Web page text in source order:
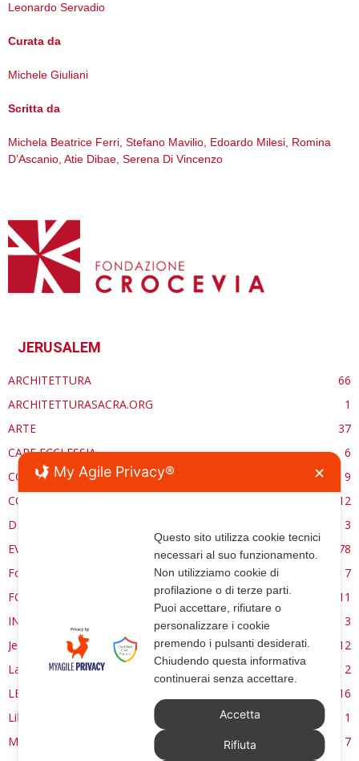
Leonardo Servadio
Curata da
Michele Giuliani
Scritta da
Michela Beatrice Ferri, Stefano Mavilio, Edoardo Milesi, Romina
D’Ascanio, Atie Dibae, Serena Di Vincenzo
JERUSALEM
ARCHITETTURA
66
ARCHITETTURASACRA.ORG
1
ARTE
37
CARE ECCLESSIA
6
CONSERVAZIONE
9
CONTROCANTO
12
DE RE AEDIFICATORIA
3
EVENTI
78
Forma, spazio e ordine
7
FORMAZIONE
11
INTERVIEW
3
Jerusalem
12
La Materia e l'Immagine
2
LETTURE
16
Libri
1
MANUALE | FUOCHI LITURGICI
7
My Agile Privacy® ✕
Questo sito utilizza cookie tecnici
necessari al suo funzionamento.
Non utilizziamo cookie di
profilazione o di terze parti.
Puoi accettare, rifiutare o
personalizzare i cookie
premendo i pulsanti desiderati.
Chiudendo questa informativa
continuerai senza accettare.
Accetta
Rifiuta